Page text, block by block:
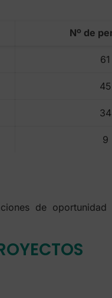
Nº de
61
45
34
9
de